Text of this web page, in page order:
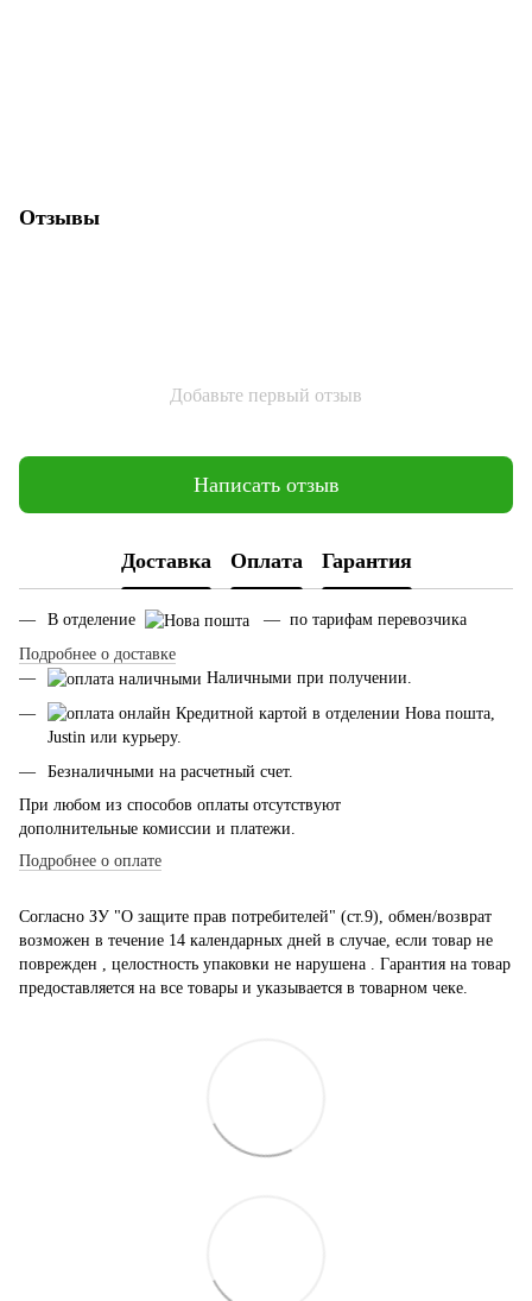
Отзывы
Добавьте первый отзыв
Написать отзыв
Доставка Оплата Гарантия
В отделение
— по тарифам перевозчика
Подробнее о доставке
Наличными при получении.
Кредитной картой в отделении Нова пошта,
Justin или курьеру.
Безналичными на расчетный счет.
При любом из способов оплаты отсутствуют
дополнительные комиссии и платежи.
Подробнее о оплате
Согласно ЗУ "О защите прав потребителей" (ст.9), обмен/возврат
возможен в течение 14 календарных дней в случае, если товар не
поврежден , целостность упаковки не нарушена . Гарантия на товар
предоставляется на все товары и указывается в товарном чеке.